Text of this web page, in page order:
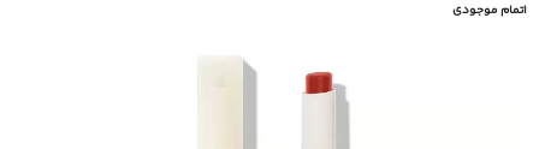
اتمام موجودی